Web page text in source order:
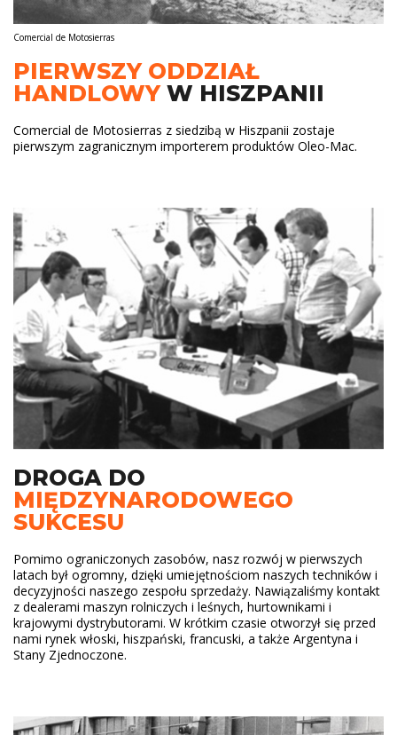
Comercial de Motosierras
PIERWSZY ODDZIAŁ
HANDLOWYW HISZPANII
Comercial de Motosierras z siedzibą w Hiszpanii zostaje
pierwszym zagranicznym importerem produktów Oleo-Mac.
DROGA DO
MIĘDZYNARODOWEGO
SUKCESU
Pomimo ograniczonych zasobów, nasz rozwój w pierwszych
latach był ogromny, dzięki umiejętnościom naszych techników i
decyzyjności naszego zespołu sprzedaży. Nawiązaliśmy kontakt
z dealerami maszyn rolniczych i leśnych, hurtownikami i
krajowymi dystrybutorami. W krótkim czasie otworzył się przed
nami rynek włoski, hiszpański, francuski, a także Argentyna i
Stany Zjednoczone.